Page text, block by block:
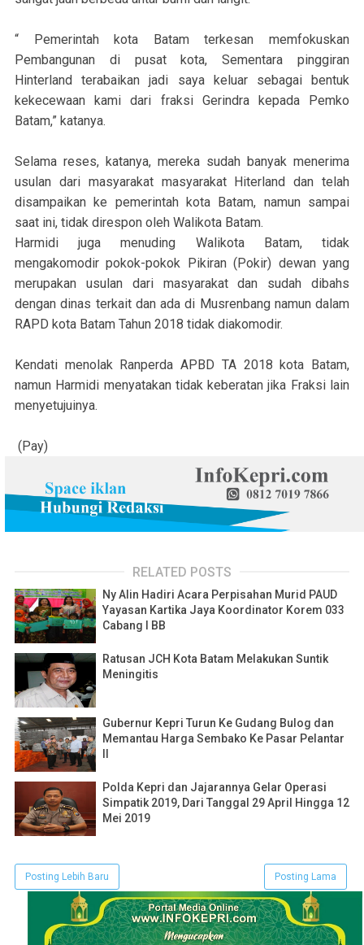
“ Pemerintah kota Batam terkesan memfokuskan
Pembangunan di pusat kota, Sementara pinggiran
Hinterland terabaikan jadi saya keluar sebagai bentuk
kekecewaan kami dari fraksi Gerindra kepada Pemko
Batam,” katanya.
Selama reses, katanya, mereka sudah banyak menerima
usulan dari masyarakat masyarakat Hiterland dan telah
disampaikan ke pemerintah kota Batam, namun sampai
saat ini, tidak direspon oleh Walikota Batam.
Harmidi juga menuding Walikota Batam, tidak
mengakomodir pokok-pokok Pikiran (Pokir) dewan yang
merupakan usulan dari masyarakat dan sudah dibahs
dengan dinas terkait dan ada di Musrenbang namun dalam
RAPD kota Batam Tahun 2018 tidak diakomodir.
Kendati menolak Ranperda APBD TA 2018 kota Batam,
namun Harmidi menyatakan tidak keberatan jika Fraksi lain
menyetujuinya.
(Pay)
RELATED POSTS
Ny Alin Hadiri Acara Perpisahan Murid PAUD
Yayasan Kartika Jaya Koordinator Korem 033
Cabang I BB
Ratusan JCH Kota Batam Melakukan Suntik
Meningitis
Gubernur Kepri Turun Ke Gudang Bulog dan
Memantau Harga Sembako Ke Pasar Pelantar
Polda Kepri dan Jajarannya Gelar Operasi
Simpatik 2019, Dari Tanggal 29 April Hingga 12
Mei 2019
Posting Lebih Baru Posting Lama